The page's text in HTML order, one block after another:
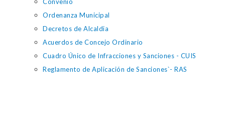
Ordenanza Municipal
Decretos de Alcaldia
Acuerdos de Concejo Ordinario
Cuadro Único de Infracciones y Sanciones - CUIS
Reglamento de Aplicación de Sanciones`- RAS